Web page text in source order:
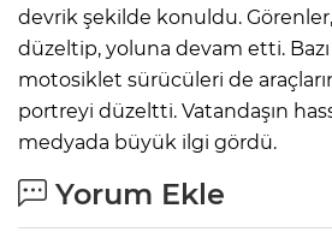
devrik şekilde konuldu.
düzeltip, yoluna devam etti.
motosiklet sürücüleri de
portreyi düzeltti. Vatandaşın
medyada büyük ilgi gördü.
Yorum Ekle